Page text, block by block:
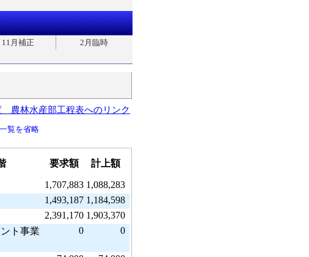
11月補正
2月臨時
農林水産部工程表へのリンク
一覧を省略
要求額 計上額
1,707,883 1,088,283
1,493,187 1,184,598
2,391,170 1,903,370
ト事業
0 0